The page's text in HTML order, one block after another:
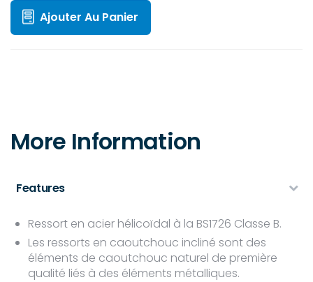
Ajouter Au Panier
More Information
Features
Ressort en acier hélicoïdal à la BS1726 Classe B.
Les ressorts en caoutchouc incliné sont des
éléments de caoutchouc naturel de première
qualité liés à des éléments métalliques.